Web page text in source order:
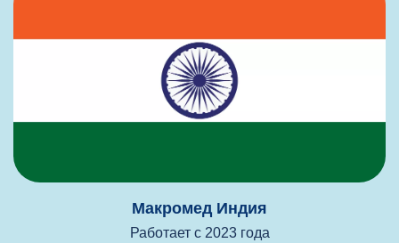
Макромед Индия
Работает с 2023 года